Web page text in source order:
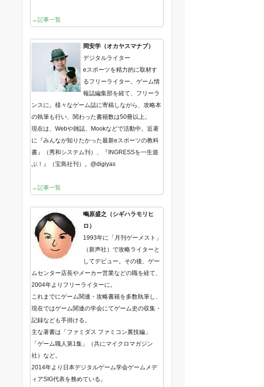
→記事一覧
岡安学（オカヤスマナブ）
デジタルライター
eスポーツを精力的に取材す
るフリーライター。ゲーム情
報誌編集部を経て、フリーラ
ンスに。様々なゲーム誌に寄稿しながら、攻略本
の執筆も行い、関わった書籍数は50冊以上。
現在は、Webや雑誌、Mookなどで活動中。近著
に『みんなが知りたかった最新eスポーツの教科
書』（秀和システム刊）、『INGRESSを一生遊
ぶ！』（宝島社刊）。@digiyas
→記事一覧
鴫原盛之（シギハラモリヒ
ロ）
1993年に「月刊ゲーメスト」
（新声社）で攻略ライターと
してデビュー。その後、ゲー
ムセンター店長やメーカー営業などの職を経て、
2004年よりフリーライターに。
これまでにゲーム関連・攻略書籍を多数執筆し、
現在ではゲーム関連の学会にてゲーム史の収集・
記録なども手掛ける。
主な著書は「ファミダス ファミコン裏技編」
「ゲーム職人第1集」（共にマイクロマガジン
社）など。
2014年より日本デジタルゲーム学会ゲームメデ
ィアSIG代表を務めている。